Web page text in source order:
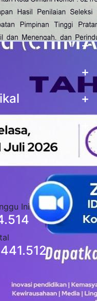
+
+
+
Kota
Ini
Cimahi. All Rights Reserved